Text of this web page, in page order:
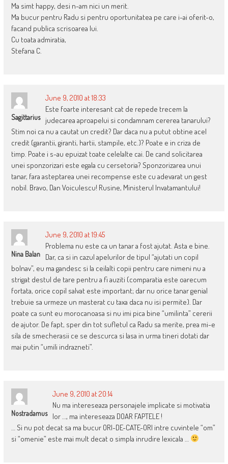
Ma simt happy, desi n-am nici un merit.
Ma bucur pentru Radu si pentru oportunitatea pe care i-ai oferit-o,
facand publica scrisoarea lui.
Cu toata admiratia,
Stefana C.
Sagittarius
June 9, 2010 at 18:33
Este foarte interesant cat de repede trecem la
judecarea aproapelui si condamnam cererea tanarului?
Stim noi ca nu a cautat un credit? Dar daca nu a putut obtine acel
credit (garantii, giranti, hartii, stampile, etc.)? Poate e in criza de
timp. Poate i s-au epuizat toate celelalte cai. De cand solicitarea
unei sponzorizari este egala cu cersetoria? Sponzorizarea unui
tanar, fara asteptarea unei recompense este cu adevarat un gest
nobil. Bravo, Dan Voiculescu! Rusine, Ministerul Invatamantului!
Nina Balan
June 9, 2010 at 19:45
Problema nu este ca un tanar a fost ajutat. Asta e bine.
Dar, ca si in cazul apelurilor de tipul “ajutati un copil
bolnav”, eu ma gandesc si la ceilalti copii pentru care nimeni nu a
strigat destul de tare pentru a fi auziti (comparatia este oarecum
fortata, orice copil salvat este important; dar nu orice tanar genial
trebuie sa urmeze un masterat cu taxa daca nu isi permite). Dar
poate ca sunt eu morocanoasa si nu imi pica bine “umilinta” cererii
de ajutor. De fapt, sper din tot sufletul ca Radu sa merite, prea mi-e
sila de smecherasii ce se descurca si lasa in urma tineri dotati dar
mai putin “umili indrazneti”.
Nostradamus
June 9, 2010 at 20:14
Nu ma intereseaza personajele implicate si motivatia
lor …, ma intereseaza DOAR FAPTELE !
… Si nu pot decat sa ma bucur ORI-DE-CATE-ORI intre cuvintele “om”
si “omenie” este mai mult decat o simpla inrudire lexicala …